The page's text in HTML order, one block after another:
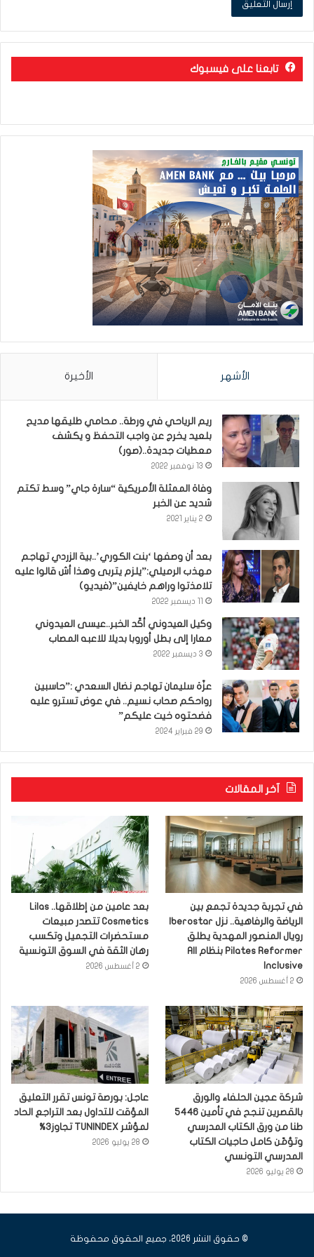
تابعنا على فيسبوك
الأشهر الأخيرة
ريم الرياحي في ورطة.. محامي طليقها مديح
بلعيد يخرج عن واجب التحفظ و يكشف
معطيات جديدة..(صور)
13 نوفمبر 2022
وفاة الممثلة الأمريكية “سارة جاي” وسط تكتم
شديد عن الخبر
2 يناير 2021
بعد أن وصفها ‘بنت الكوري’..بية الزردي تهاجم
مهذب الرميلي:”يلزم يتربى وهذا أش قالوا عليه
تلامذتوا وراهم خايفين”(فيديو)
وكيل العيدوني أكّد الخبر..عيسى العيدوني
معارا إلى بطل أوروبا بديلا للاعبه المصاب
3 ديسمبر 2022
عزّة سليمان تهاجم نضال السعدي :”حاسبين
رواحكم صحاب نسيم.. في عوض تسترو عليه
فضحتوه خيت عليكم”
29 فبراير 2024
آخر المقالات
في تجربة جديدة تجمع بين
رويال المنصور المهدية يطلق
Pilates Reformer بنظام All
Inclusive
2 أغسطس 2026
بعد عامين من إطلاقها.. Lilas
Cosmetics تتصدر مبيعات
مستحضرات التجميل وتكسب
رهان الثقة في السوق التونسية
2 أغسطس 2026
شركة عجين الحلفاء والورق
بالقصرين تنجح في تأمين 5446
طنا من ورق الكتاب المدرسي
وتؤمّن كامل حاجيات الكتاب
المدرسي التونسي
28 يوليو 2026
عاجل: بورصة تونس تقرر التعليق
المؤقت للتداول بعد التراجع الحاد
لمؤشر TUNINDEX تجاوز3%
28 يوليو 2026
© حقوق النشر 2026، جميع الحقوق محفوظة